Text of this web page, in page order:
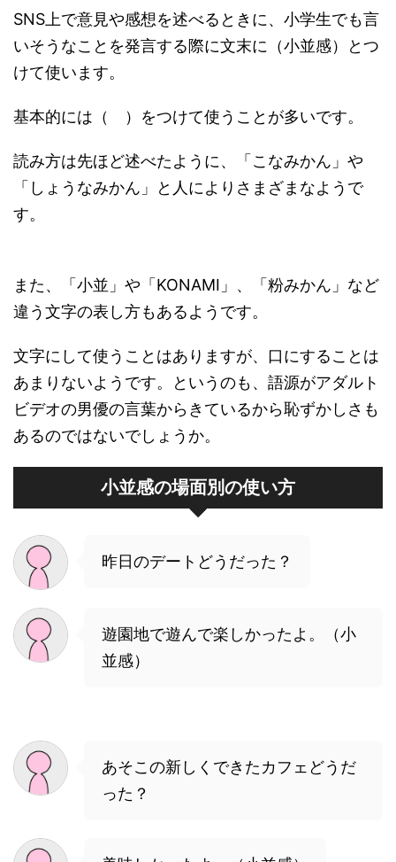
SNS上で意見や感想を述べるときに、小学生でも言
いそうなことを発言する際に文末に（小並感）とつ
けて使います。
基本的には（ ）をつけて使うことが多いです。
読み方は先ほど述べたように、「こなみかん」や
「しょうなみかん」と人によりさまざまなようで
す。
また、「小並」や「KONAMI」、「粉みかん」など
違う文字の表し方もあるようです。
文字にして使うことはありますが、口にすることは
あまりないようです。というのも、語源がアダルト
ビデオの男優の言葉からきているから恥ずかしさも
あるのではないでしょうか。
小並感の場面別の使い方
昨日のデートどうだった？
遊園地で遊んで楽しかったよ。（小
並感）
あそこの新しくできたカフェどうだ
った？